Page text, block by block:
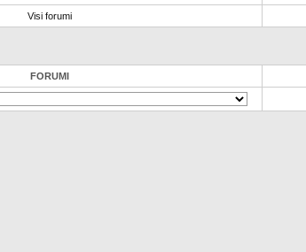
Visi forumi
FORUMI